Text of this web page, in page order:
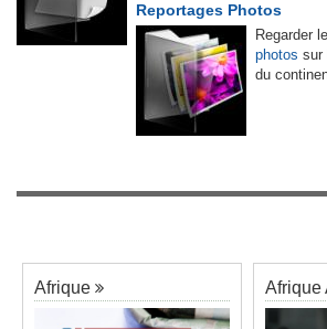
Reportages Photos
Regarder
photos sur
du
Afrique Afrique